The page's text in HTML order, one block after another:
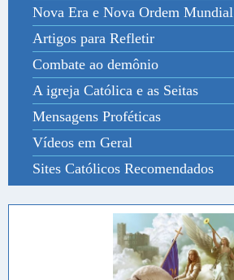
Nova Era e Nova Ordem Mundial
Artigos para Refletir
Combate ao demônio
A igreja Católica e as Seitas
Mensagens Proféticas
Vídeos em Geral
Sites Católicos Recomendados